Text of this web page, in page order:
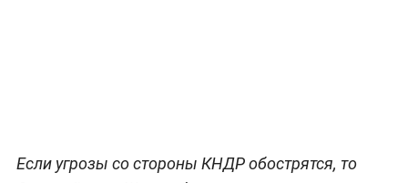
Если угрозы со стороны КНДР обострятся, то